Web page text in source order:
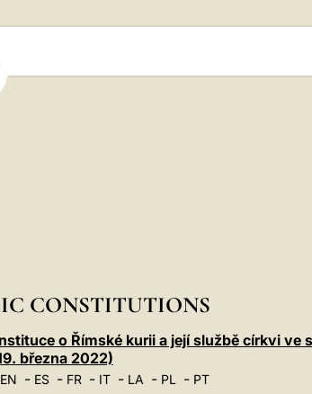
CONSTITUTIONS
o Římské kurii a její službě církvi ve
března 2022)
EN - ES- FR- IT- LA- PL- PT